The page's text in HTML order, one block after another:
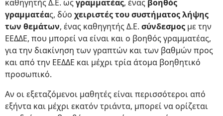
καθηγητής Δ.Ε. ωςγραμματέας, ένας βοηθός
γραμματέας, δύο χειριστές του συστήματος λήψης
των θεμάτων, ένας καθηγητής Δ.Ε. σύνδεσμος με την
ΕΕΔΔΕ, που μπορεί να είναι και ο βοηθός γραμματέας,
για την διακίνηση των γραπτών και των βαθμών προς
και από την ΕΕΔΔΕ και μέχρι τρία άτομα βοηθητικό
προσωπικό.
Αν οι εξεταζόμενοι μαθητές είναι περισσότεροι από
εξήντα και μέχρι εκατόν τριάντα, μπορεί να ορίζεται